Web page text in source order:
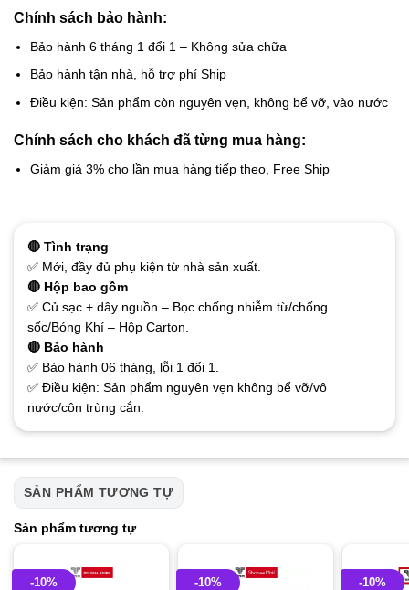
Chính sách bảo hành:
Bảo hành 6 tháng 1 đổi 1 – Không sửa chữa
Bảo hành tận nhà, hỗ trợ phí Ship
Điều kiện: Sản phẩm còn nguyên vẹn, không bể vỡ, vào nước
Chính sách cho khách đã từng mua hàng:
Giảm giá 3% cho lần mua hàng tiếp theo, Free Ship
🔴 Tình trạng
✅ Mới, đầy đủ phụ kiện từ nhà sản xuất.
🔴 Hộp bao gồm
✅ Củ sạc + dây nguồn – Bọc chống nhiễm từ/chống
sốc/Bóng Khí – Hộp Carton.
🔴 Bảo hành
✅ Bảo hành 06 tháng, lỗi 1 đổi 1.
✅ Điều kiện: Sản phẩm nguyên vẹn không bể vỡ/vô
nước/côn trùng cắn.
SẢN PHẨM TƯƠNG TỰ
Sản phẩm tương tự
-10% -10% -10%